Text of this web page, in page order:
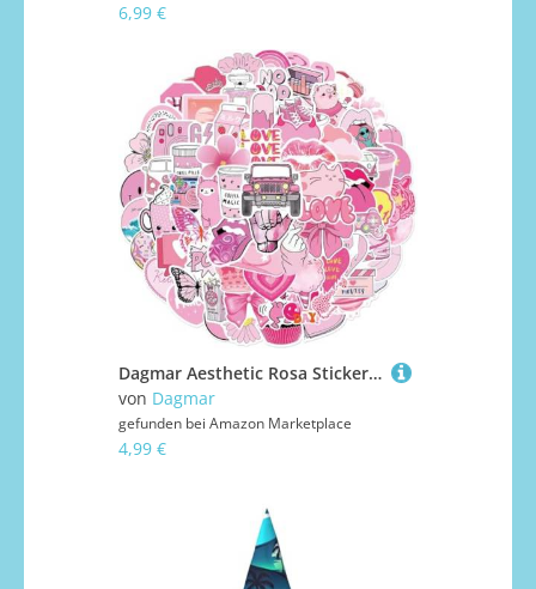
6,99 €
Dagmar Aesthetic Rosa Sticker 100 Stück,Wasserfest Aufkleber für Laptop Scrapbooking Journaling Handy Skateboard Notebook MacBook Gitarre, Trendy Vinyl Vsco Stickers
von Dagmar
gefunden bei Amazon Marketplace
4,99 €